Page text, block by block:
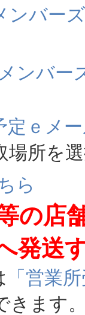
ンバーズ
ンバー
定ｅメ
場所を
ら
の店
発送
「営業
きます